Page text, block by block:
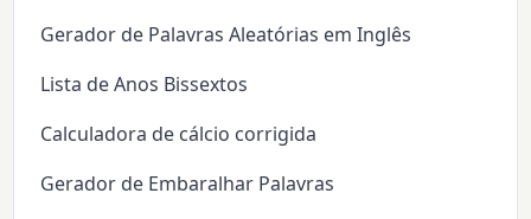
Gerador de Palavras Aleatórias em Inglês
Lista de Anos Bissextos
Calculadora de cálcio corrigida
Gerador de Embaralhar Palavras